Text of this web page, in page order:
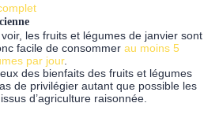
les fruits et légumes de janvier sont
facile de consommer au moins 5
par jour.
des bienfaits des fruits et légumes
de privilégier autant que possible les
d’agriculture raisonnée.